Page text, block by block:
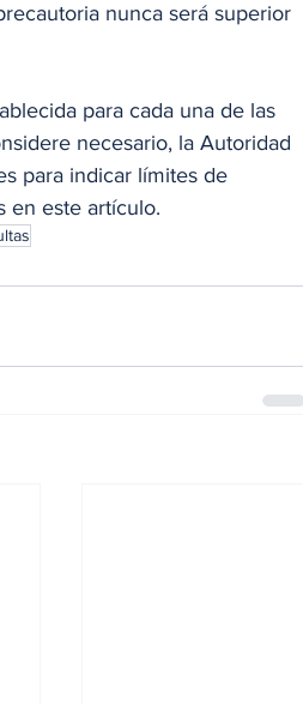
nunca será superior
para cada una de las
necesario, la Autoridad
para indicar límites de
en este artículo.